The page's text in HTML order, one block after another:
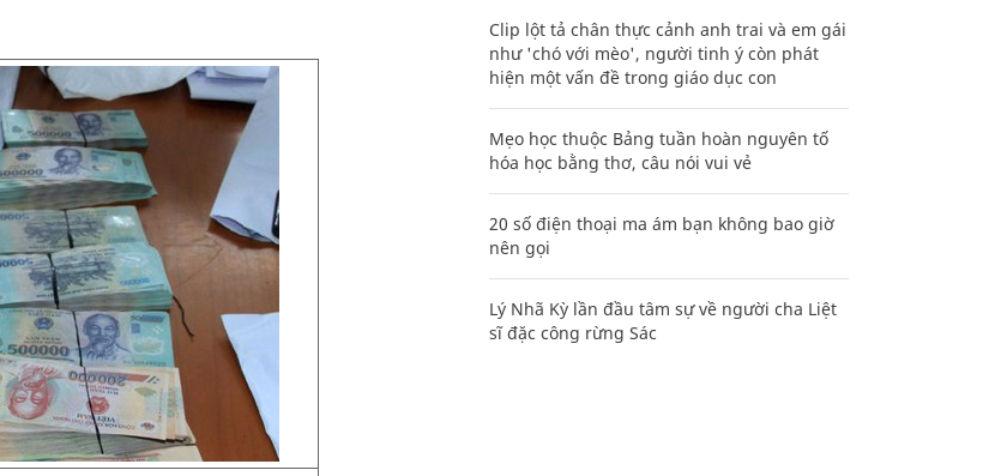
Clip lột tả chân thực cảnh anh trai và em gái
như 'chó với mèo', người tinh ý còn phát
hiện một vấn đề trong giáo dục con
Mẹo học thuộc Bảng tuần hoàn nguyên tố
hóa học bằng thơ, câu nói vui vẻ
20 số điện thoại ma ám bạn không bao giờ
nên gọi
Lý Nhã Kỳ lần đầu tâm sự về người cha Liệt
sĩ đặc công rừng Sác